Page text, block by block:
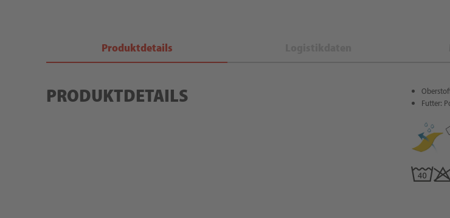
Produktdetails
PRODUKTDETAILS
Futter: